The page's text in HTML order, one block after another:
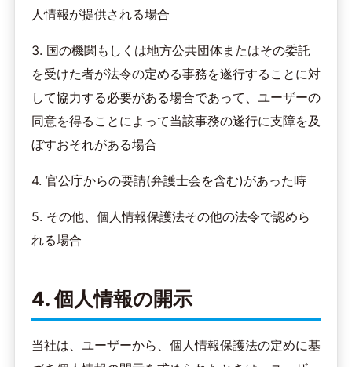
人情報が提供される場合
3. 国の機関もしくは地方公共団体またはその委託
を受けた者が法令の定める事務を遂行することに対
して協力する必要がある場合であって、ユーザーの
同意を得ることによって当該事務の遂行に支障を及
ぼすおそれがある場合
4. 官公庁からの要請(弁護士会を含む)があった時
5. その他、個人情報保護法その他の法令で認めら
れる場合
4. 個人情報の開示
当社は、ユーザーから、個人情報保護法の定めに基